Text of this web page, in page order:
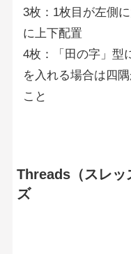
3枚：1枚目が左側
に上下配置
4枚：「田の字」型
を入れる場合は四
こと
Threads（スレッ
ズ